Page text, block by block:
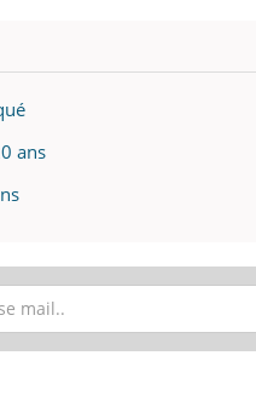
ans